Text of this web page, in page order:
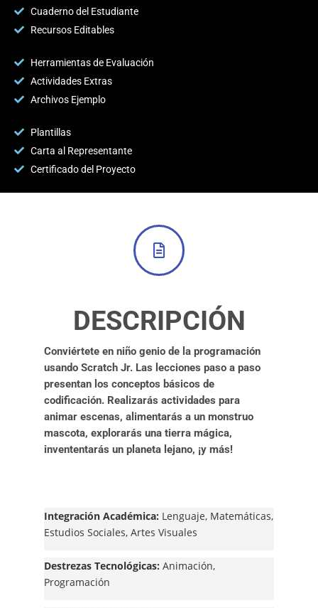
Cuaderno del Estudiante
Recursos Editables
Herramientas de Evaluación
Actividades Extras
Archivos Ejemplo
Plantillas
Carta al Representante
Certificado del Proyecto
DESCRIPCIÓN
Conviértete en niño genio de la programación
usando Scratch Jr. Las lecciones paso a paso
presentan los conceptos básicos de
codificación. Realizarás actividades para
animar escenas, alimentarás a un monstruo
mascota, explorarás una tierra mágica,
invententarás un planeta lejano, ¡y más!
Integración Académica: Lenguaje, Matemáticas,
Estudios Sociales, Artes Visuales
Destrezas Tecnológicas: Animación,
Programación